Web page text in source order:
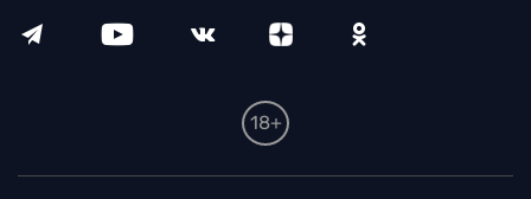
18+